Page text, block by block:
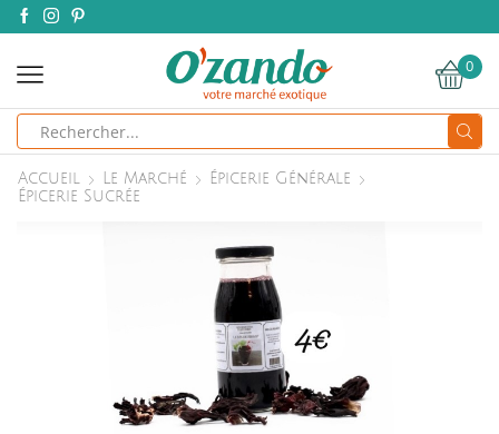
0
Accueil Le Marché
Épicerie Générale
Épicerie Sucrée